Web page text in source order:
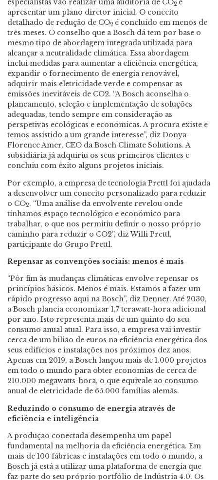
especialistas vão realizar uma auditoria de CO2 e
apresentar um plano diretor inicial. O conceito
detalhado de redução de CO2 é concluído em menos de
três meses. O conselho que a Bosch dá tem por base o
mesmo tipo de abordagem integrada utilizada para
alcançar a neutralidade climática. Essa abordagem
inclui medidas para aumentar a eficiência energética,
expandir o fornecimento de energia renovável,
adquirir mais eletricidade verde e compensar as
emissões inevitáveis de CO2. “A Bosch aconselha o
planeamento, seleção e implementação de soluções
adequadas, tendo sempre em consideração as
perspetivas ecológicas e económicas. A procura existe e
temos assistido a um grande interesse”, diz Donya-
Florence Amer, CEO da Bosch Climate Solutions. A
subsidiária já adquiriu os seus primeiros clientes e
concluiu com êxito alguns projetos iniciais.
Por exemplo, a empresa de tecnologia Prettl foi ajudada
a desenvolver um conceito personalizado para reduzir
o CO2. “Uma análise da envolvente revelou onde
tínhamos espaço tecnológico e económico para
trabalhar, o que nos permitiu definir o nosso próprio
caminho para reduzir o CO2”, diz Willi Prettl,
participante do Grupo Prettl.
Repensar as convenções sociais: menos é mais
“Pôr fim às mudanças climáticas envolve repensar os
princípios básicos. Menos é mais. Estamos a fazer um
rápido progresso aqui na Bosch”, diz Denner. Até 2030,
a Bosch planeia economizar 1,7 terawatt-hora adicional
por ano. Isto representa mais de um quinto do seu
consumo anual atual. Para isso, a empresa vai investir
cerca de um bilião de euros na eficiência energética dos
seus edifícios e instalações nos próximos dez anos.
Apenas em 2019, a Bosch lançou mais de 1.000 projetos
em todo o mundo para obter economias de cerca de
210.000 megawatts-hora, o que equivale ao consumo
anual de eletricidade de 65.000 famílias alemãs.
Reduzindo o consumo de energia através de
eficiência e inteligência
A produção conectada desempenha um papel
fundamental na melhoria da eficiência energética. Em
mais de 100 fábricas e instalações em todo o mundo, a
Bosch já está a utilizar uma plataforma de energia que
faz parte do seu próprio portfólio de Indústria 4.0. Os